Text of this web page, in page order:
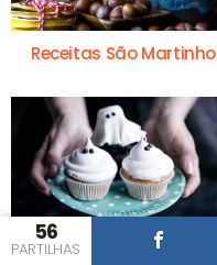
56
PARTILHAS
Receitas São Martinho
Receitas do Halloween